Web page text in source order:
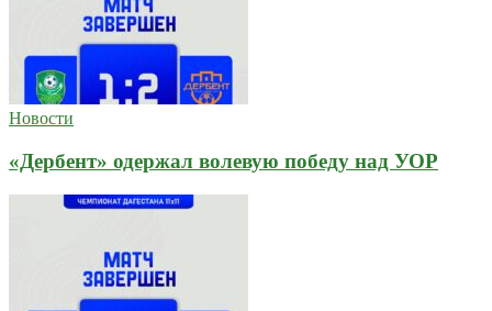
Новости
«Дербент» одержал волевую победу над УОР